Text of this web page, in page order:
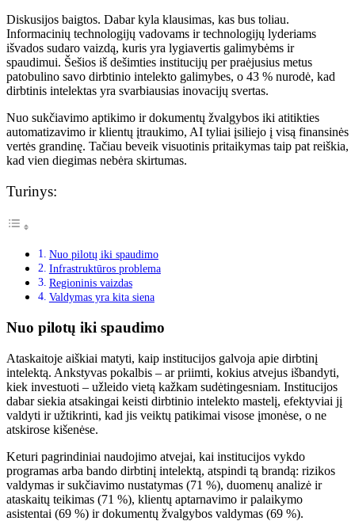
Diskusijos baigtos. Dabar kyla klausimas, kas bus toliau.
Informacinių technologijų vadovams ir technologijų lyderiams
išvados sudaro vaizdą, kuris yra lygiavertis galimybėms ir
spaudimui. Šešios iš dešimties institucijų per praėjusius metus
patobulino savo dirbtinio intelekto galimybes, o 43 % nurodė, kad
dirbtinis intelektas yra svarbiausias inovacijų svertas.
Nuo sukčiavimo aptikimo ir dokumentų žvalgybos iki atitikties
automatizavimo ir klientų įtraukimo, AI tyliai įsiliejo į visą finansinės
vertės grandinę. Tačiau beveik visuotinis pritaikymas taip pat reiškia,
kad vien diegimas nebėra skirtumas.
Turinys:
Nuo pilotų iki spaudimo
Infrastruktūros problema
Regioninis vaizdas
Valdymas yra kita siena
Nuo pilotų iki spaudimo
Ataskaitoje aiškiai matyti, kaip institucijos galvoja apie dirbtinį
intelektą. Ankstyvas pokalbis – ar priimti, kokius atvejus išbandyti,
kiek investuoti – užleido vietą kažkam sudėtingesniam. Institucijos
dabar siekia atsakingai keisti dirbtinio intelekto mastelį, efektyviai jį
valdyti ir užtikrinti, kad jis veiktų patikimai visose įmonėse, o ne
atskirose kišenėse.
Keturi pagrindiniai naudojimo atvejai, kai institucijos vykdo
programas arba bando dirbtinį intelektą, atspindi tą brandą: rizikos
valdymas ir sukčiavimo nustatymas (71 %), duomenų analizė ir
ataskaitų teikimas (71 %), klientų aptarnavimo ir palaikymo
asistentai (69 %) ir dokumentų žvalgybos valdymas (69 %).